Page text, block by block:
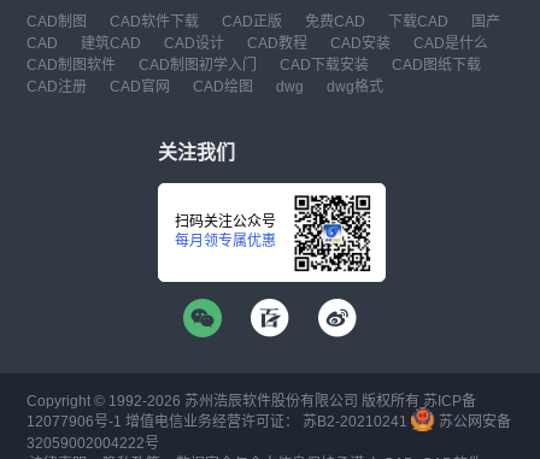
CAD制图 CAD软件下载 CAD正版 免费CAD 下载CAD
国产
CAD
建筑CAD CAD设计 CAD教程 CAD安装
CAD是什么
CAD制图软件
CAD制图初学入门 CAD下载安装
CAD图纸下载
CAD注册
CAD官网 CAD绘图 dwg dwg格式
关注我们
扫码关注公众号
每月领专属优惠
Copyright © 1992-2026 苏州浩辰软件股份有限公司 版权所有 苏ICP备
12077906号-1 增值电信业务经营许可证： 苏B2-20210241
苏公网安备
32059002004222号